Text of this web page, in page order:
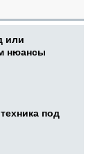
или
нюансы
под